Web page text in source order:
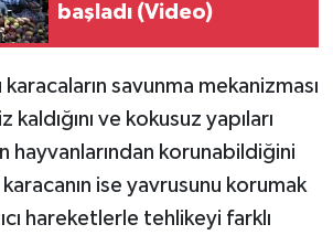
başladı (Video)
savunma mekanizması
ve kokusuz yapıları
hayvanlarından korunabildiğini
ise yavrusunu korumak
hareketlerle tehlikeyi farklı